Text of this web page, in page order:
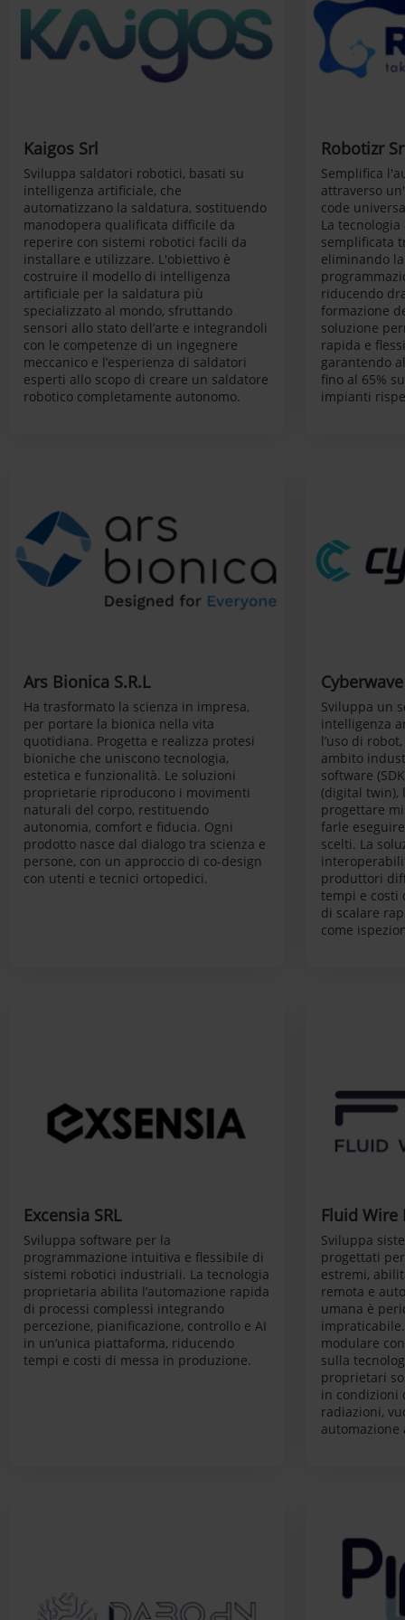
Kaigos Srl
Sviluppa saldatori robotici, basati su
intelligenza artificiale, che
automatizzano la saldatura, sostituendo
manodopera qualificata difficile da
reperire con sistemi robotici facili da
installare e utilizzare. L'obiettivo è
costruire il modello di intelligenza
artificiale per la saldatura più
specializzato al mondo, sfruttando
sensori allo stato dell’arte e integrandoli
con le competenze di un ingegnere
meccanico e l’esperienza di saldatori
esperti allo scopo di creare un saldatore
robotico completamente autonomo.
Robotizr
Semplifica
attraverso
code
La
semplificata
eliminando
riducendo
formazione
soluzione
rapida e
garantendo
fino al 65%
impianti
Ars Bionica S.R.L
Ha trasformato la scienza in impresa,
per portare la bionica nella vita
quotidiana. Progetta e realizza protesi
bioniche che uniscono tecnologia,
estetica e funzionalità. Le soluzioni
proprietarie riproducono i movimenti
naturali del corpo, restituendo
autonomia, comfort e fiducia. Ogni
prodotto nasce dal dialogo tra scienza e
persone, con un approccio di co-design
con utenti e tecnici ortopedici.
Sviluppa un
intelligenza
l’uso di
ambito
software
(digital twin),
progettare
farle
scelti. La
produttori
tempi e costi
di scalare
come
Excensia SRL
Sviluppa software per la
programmazione intuitiva e flessibile di
sistemi robotici industriali. La tecnologia
proprietaria abilita l’automazione rapida
di processi complessi integrando
percezione, pianificazione, controllo e AI
in un’unica piattaforma, riducendo
tempi e costi di messa in produzione.
Fluid Wire
Sviluppa
progettati
estremi,
remota e
umana è
modulare
sulla
proprietari
in condizioni
radiazioni,